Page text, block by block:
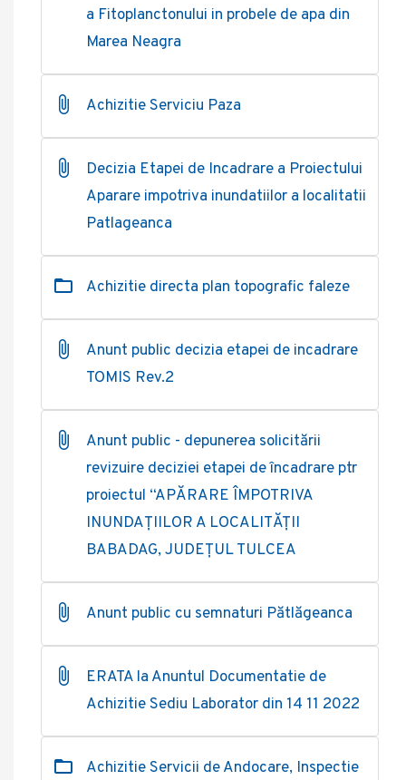
a Fitoplanctonului in probele de apa din
Marea Neagra
Achizitie Serviciu Paza
Decizia Etapei de Incadrare a Proiectului
Aparare impotriva inundatiilor a localitatii
Patlageanca
Achizitie directa plan topografic faleze
Anunt public decizia etapei de incadrare
TOMIS Rev.2
Anunt public - depunerea solicitării
revizuire deciziei etapei de încadrare ptr
proiectul “APĂRARE ÎMPOTRIVA
INUNDAȚIILOR A LOCALITĂȚII
BABADAG, JUDEȚUL TULCEA
Anunt public cu semnaturi Pătlăgeanca
ERATA la Anuntul Documentatie de
Achizitie Sediu Laborator din 14 11 2022
Achizitie Servicii de Andocare, Inspectie